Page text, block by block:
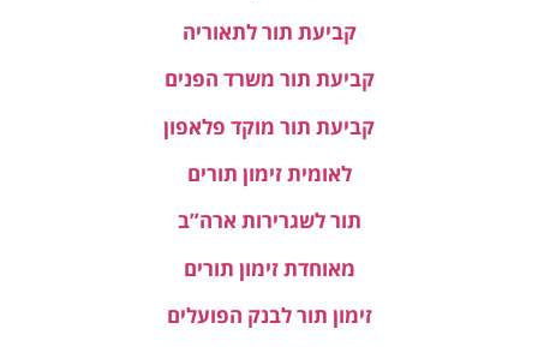
קביעת תור לתאוריה
קביעת תור משרד הפנים
קביעת תור מוקד פלאפון
לאומית זימון תורים
תור לשגרירות ארה”ב
מאוחדת זימון תורים
זימון תור לבנק הפועלים